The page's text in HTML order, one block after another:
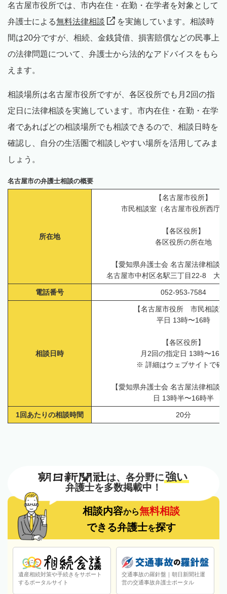
名古屋市役所では、市内在住・在勤・在学者を対象として
弁護士による無料法律相談
を実施しています。相談時
間は20分ですが、相続、金銭貸借、損害賠償などの民事上
の法律問題について、弁護士から法的なアドバイスをもら
えます。
相談場所は名古屋市役所ですが、各区役所でも月2回の指
定日に法律相談を実施しています。市内在住・在勤・在学
者であればどの相談場所でも相談できるので、相談日時を
確認し、自分の生活圏で相談しやすい場所を活用してみま
しょう。
名古屋市の弁護士相談の概要
所在地
【名古屋市役所】
市民相談室（名古屋市役所西庁
【各区役所】
各区役所の所在地
【愛知県弁護士会 名古屋法律相談
名古屋市中村区名駅三丁目22-8 大
電話番号 052-953-7584
相談日時
【名古屋市役所 市民相談室
平日 13時〜16時
【各区役所】
月2回の指定日 13時〜16時
※ 詳細はウェブサイトで確
【愛知県弁護士会 名古屋法律相談
日 13時半〜16時半
1回あたりの相談時間 20分
は、各分野に強い
弁護士を多数掲載中！
相談内容から無料相談
できる弁護士を探す
遺産相続対策や手続きをサポート
するポータルサイト
交通事故の羅針盤｜朝日新聞社運
営の交通事故弁護士ポータル